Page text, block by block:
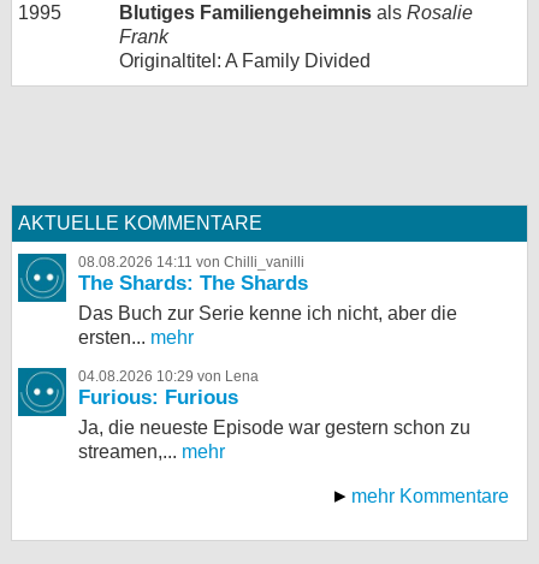
1995
Blutiges Familiengeheimnis als Rosalie
Frank
Originaltitel: A Family Divided
AKTUELLE KOMMENTARE
08.08.2026 14:11 von Chilli_vanilli
The Shards: The Shards
Das Buch zur Serie kenne ich nicht, aber die
ersten... mehr
04.08.2026 10:29 von Lena
Furious: Furious
Ja, die neueste Episode war gestern schon zu
streamen,... mehr
mehr Kommentare